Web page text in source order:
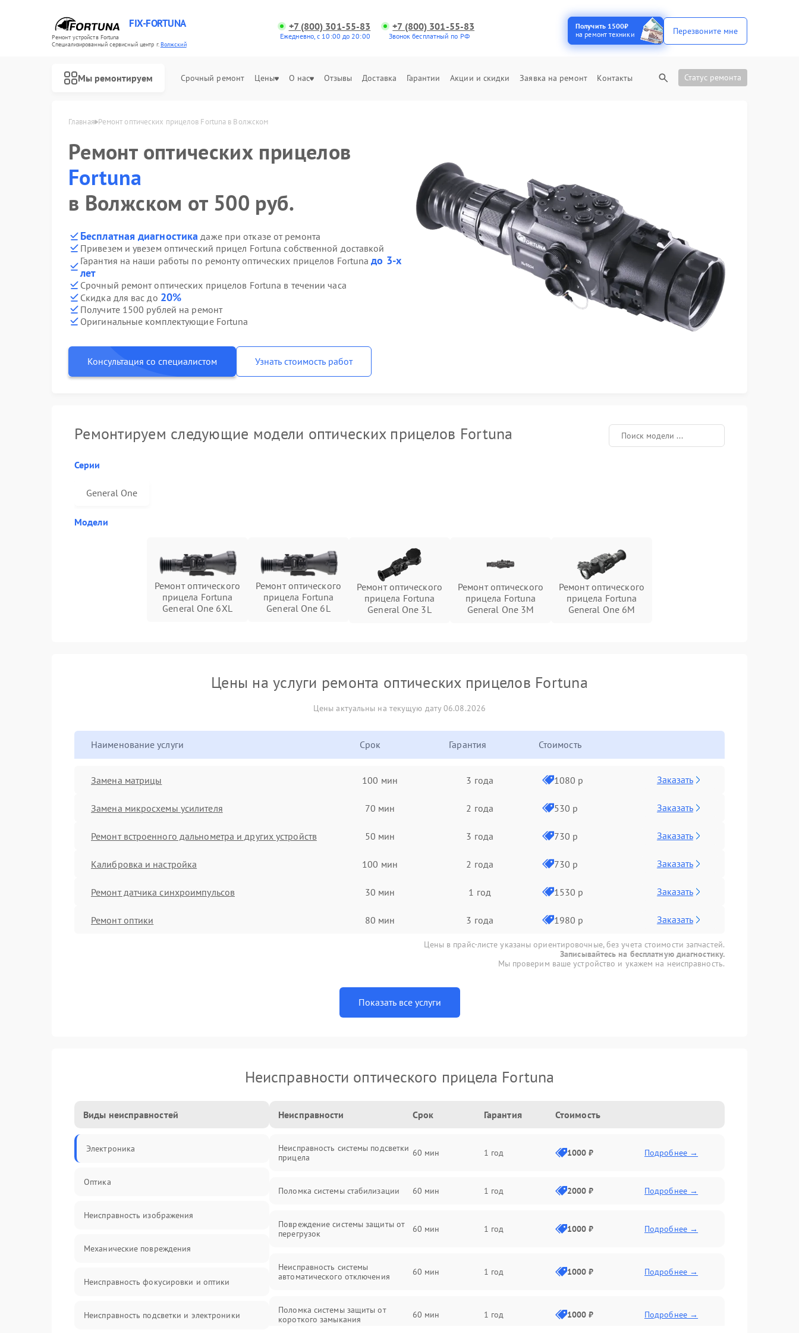
FIX-FORTUNA
Ремонт устройств Fortuna
Специализированный cервисный центр г.Волжский
+7 (800) 301-55-83
Ежедневно, с 10:00 до 20:00
+7 (800) 301-55-83
Звонок бесплатный по РФ
Получить 1500₽
на ремонт техники
Перезвоните мне
Мы ремонтируем Срочный ремонт Цены О нас Отзывы Доставка Гарантии Акции и скидки Заявка на ремонт Контакты Статус ремонта
Главная Ремонт оптических прицелов Fortuna в Волжском
Ремонт оптических прицелов
Fortuna
в Волжском от 500 руб.
Бесплатная диагностика даже при отказе от ремонта
Привезем и увезем оптический прицел Fortuna собственной доставкой
Гарантия на наши работы по ремонту оптических прицелов Fortunaдо 3-х
лет
Срочный ремонт оптических прицелов Fortuna в течении часа
Скидка для вас до 20%
Получите 1500 рублей на ремонт
Оригинальные комплектующие Fortuna
Консультация со специалистом Узнать стоимость работ
Ремонтируем следующие модели оптических прицелов Fortuna
Серии
General One
Модели
Ремонт оптического
прицела Fortuna
General One 6XL
Ремонт оптического
прицела Fortuna
General One 6L
Ремонт оптического
прицела Fortuna
General One 3L
Ремонт оптического
прицела Fortuna
General One 3M
Ремонт оптического
прицела Fortuna
General One 6M
Цены на услуги ремонта оптических прицелов Fortuna
Цены актуальны на текущую дату 06.08.2026
Наименование услуги Срок Гарантия Стоимость
Замена матрицы 100 мин 3 года 1080 р Заказать
Замена микросхемы усилителя 70 мин 2 года 530 р Заказать
Ремонт встроенного дальнометра и других устройств 50 мин 3 года 730 р Заказать
Калибровка и настройка 100 мин 2 года 730 р Заказать
Ремонт датчика синхроимпульсов 30 мин 1 год 1530 р Заказать
Ремонт оптики 80 мин 3 года 1980 р Заказать
Цены в прайс-листе указаны ориентировочные, без учета стоимости запчастей.
Записывайтесь на бесплатную диагностику.
Мы проверим ваше устройство и укажем на неисправность.
Показать все услуги
Неисправности оптического прицела Fortuna
Виды неисправностей
Электроника
Оптика
Неисправность изображения
Механические повреждения
Неисправность фокусировки и оптики
Неисправность подсветки и электроники
Неисправности Срок Гарантия Стоимость
Неисправность системы подсветки
прицела
60 мин 1 год 1000 ₽ Подробнее →
Поломка системы стабилизации 60 мин 1 год 2000 ₽ Подробнее →
Повреждение системы защиты от
перегрузок
60 мин 1 год 1000 ₽ Подробнее →
Неисправность системы
автоматического отключения
60 мин 1 год 1000 ₽ Подробнее →
Поломка системы защиты от
короткого замыкания
60 мин 1 год 1000 ₽ Подробнее →